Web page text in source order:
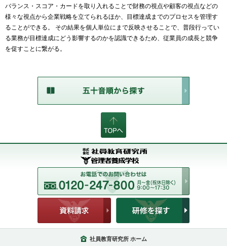
バランス・スコア・カードを取り入れることで財務の視点や顧客の視点などの
様々な視点から企業戦略を立てられるほか、目標達成までのプロセスを管理す
ることができる。 その結果を個人単位にまで反映させることで、普段行ってい
る業務が目標達成にどう影響するのかを認識できるため、従業員の成長と競争
を促すことに繋がる。
社員教育研究所 ホーム